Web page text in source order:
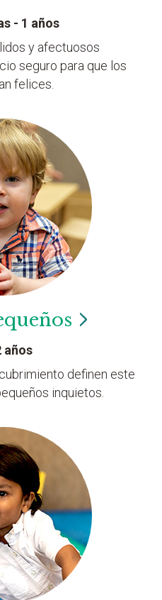
- 1 años
y afectuosos
seguro para que los
felices.
años
definen este
inquietos.